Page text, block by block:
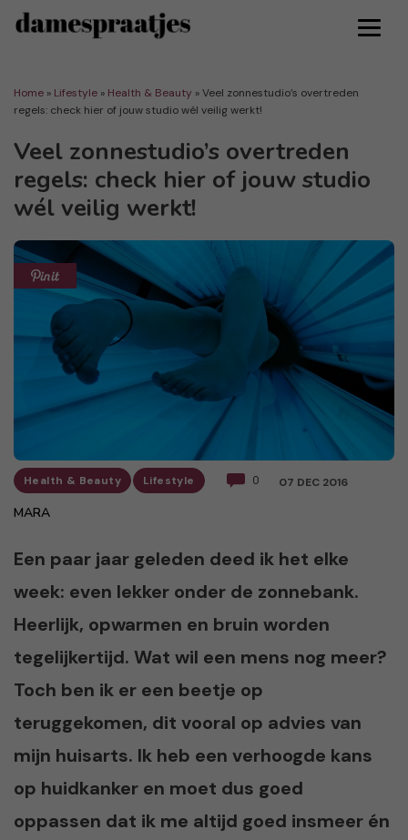
Home » Lifestyle » Health & Beauty »Veel zonnestudio’s overtreden
regels: check hier of jouw studio wél veilig werkt!
Veel zonnestudio’s overtreden
regels: check hier of jouw studio
wél veilig werkt!
Health & Beauty Lifestyle 0 07 DEC 2016
MARA
Een paar jaar geleden deed ik het elke
week: even lekker onder de zonnebank.
Heerlijk, opwarmen en bruin worden
tegelijkertijd. Wat wil een mens nog meer?
Toch ben ik er een beetje op
teruggekomen, dit vooral op advies van
mijn huisarts. Ik heb een verhoogde kans
op huidkanker en moet dus goed
oppassen dat ik me altijd goed insmeer én